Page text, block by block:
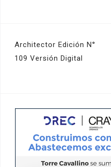
Navegación
de
Architector Edición N°
109 Versión Digital